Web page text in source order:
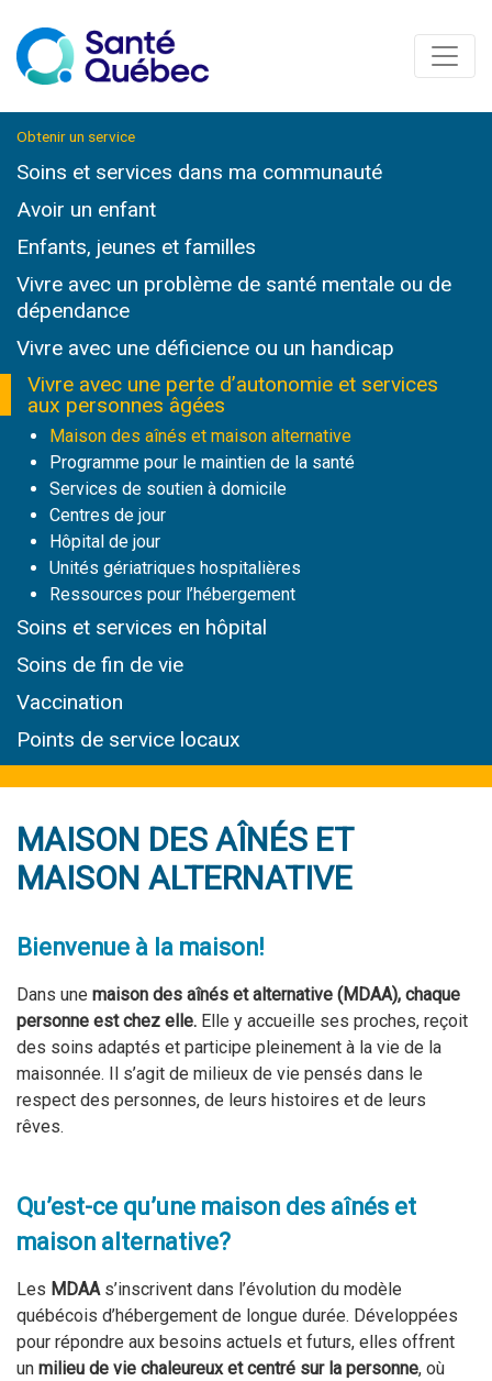
Obtenir un service
Soins et services dans ma communauté
Avoir un enfant
Enfants, jeunes et familles
Vivre avec un problème de santé mentale ou de
dépendance
Vivre avec une déficience ou un handicap
Vivre avec une perte d’autonomie et services
aux personnes âgées
Maison des aînés et maison alternative
Programme pour le maintien de la santé
Services de soutien à domicile
Centres de jour
Hôpital de jour
Unités gériatriques hospitalières
Ressources pour l’hébergement
Soins et services en hôpital
Soins de fin de vie
Vaccination
Points de service locaux
MAISON DES AÎNÉS ET
MAISON ALTERNATIVE
Bienvenue à la maison!
Dans une maison des aînés etalternative (M DAA), chaque
personne est chez elle. Elle y accueille ses proches, reçoit
des soins adaptés et participe pleinement à la vie de la
maisonnée. Il s’agit de milieux de vie pensés dans le
respect des personnes, de leurs histoires et de leurs
rêves.
Qu’est-ce qu’une maison des aînés et
maison alternative?
Les MDAAs’inscrivent dans l’évolution du modèle
québécois d’hébergement de longue durée. Développées
pour répondre aux besoins actuels et futurs, elles offrent
un milieu de vie chaleureux et centré sur la personne, où